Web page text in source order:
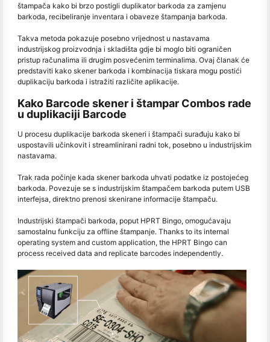
štampača kako bi brzo postigli duplikator barkoda za zamjenu
barkoda, recibeliranje inventara i obaveze štampanja barkoda.
Takva metoda pokazuje posebno vrijednost u nastavama
industrijskog proizvodnja i skladišta gdje bi moglo biti ograničen
pristup računalima ili drugim posvećenim terminalima. Ovaj članak će
predstaviti kako skener barkoda i kombinacija tiskara mogu postići
duplikaciju barkoda i istražiti različite aplikacije.
Kako Barcode skener i štampar Combos rade
u duplikaciji Barcode
U procesu duplikacije barkoda skeneri i štampači surađuju kako bi
uspostavili učinkovit i streamlinirani radni tok, posebno u industrijskim
nastavama.
Trak rada počinje kada skener barkoda uhvati podatke iz postojećeg
barkoda. Povezuje se s industrijskim štampačem barkoda putem USB
interfejsa, direktno prenosi skenirane informacije štampaču.
Industrijski štampači barkoda, poput HPRT Bingo, omogućavaju
samostalnu funkciju za offline štampanje. Thanks to its internal
operating system and custom application, the HPRT Bingo can
process received data and replicate barcodes independently.